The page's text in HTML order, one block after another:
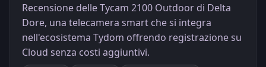
Recensione delle Tycam 2100 Outdoor di Delta
Dore, una telecamera smart che si integra
nell'ecosistema Tydom offrendo registrazione su
Cloud senza costi aggiuntivi.